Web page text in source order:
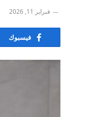
فبراير 11, 2026
فيسبوك